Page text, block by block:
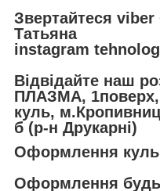
Звертайтеся viber
Татьяна
instagram
Відвідайте наш
ПЛАЗМА, 1поверх,
куль,
б (р-н Друкарні)
Оформлення
Оформлення